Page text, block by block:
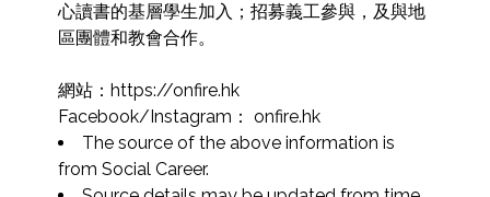
心讀書的基層學生加入；招募義工參與，及與地
區團體和教會合作。
網站：https://onfire.hk
Facebook/Instagram： onfire.hk
The source of the above information is
from Social Career.